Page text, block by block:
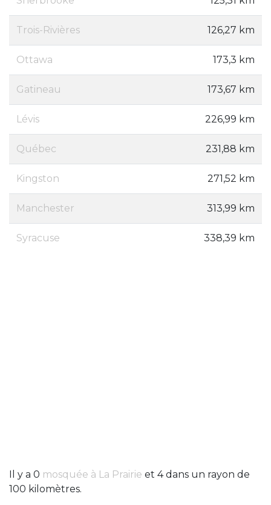
Trois-Rivières 126,27 km
Ottawa 173,3 km
Gatineau 173,67 km
Lévis 226,99 km
Québec 231,88 km
Kingston 271,52 km
Manchester 313,99 km
Syracuse 338,39 km
Il y a 0 mosquée à La Prairie et 4 dans un rayon de
100 kilomètres.